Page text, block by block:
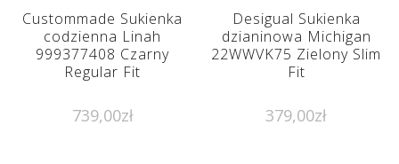
Custommade Sukienka
codzienna Linah
999377408 Czarny
Regular Fit
739,00zł
Desigual Sukienka
dzianinowa Michigan
22WWVK75 Zielony Slim
Fit
379,00zł